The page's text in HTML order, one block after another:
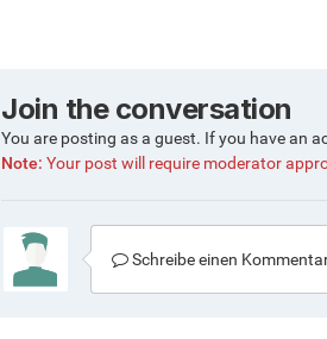
Join the conversation
You are posting as a guest. If you have an
Note: Your post will require moderator
Schreibe einen